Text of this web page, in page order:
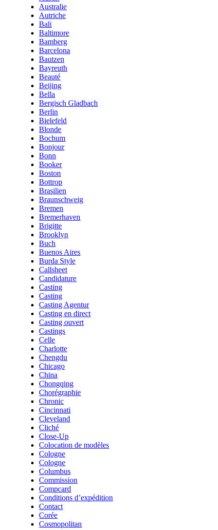
Australie
Autriche
Bali
Baltimore
Bamberg
Barcelona
Bautzen
Bayreuth
Beauté
Beijing
Bella
Bergisch Gladbach
Berlin
Bielefeld
Blonde
Bochum
Bonjour
Bonn
Booker
Boston
Bottrop
Brasilien
Braunschweig
Bremen
Bremerhaven
Brigitte
Brooklyn
Buch
Buenos Aires
Burda Style
Callsheet
Candidature
Casting
Casting
Casting Agentur
Casting en direct
Casting ouvert
Castings
Celle
Charlotte
Chengdu
Chicago
China
Chongqing
Chorégraphie
Chronic
Cincinnati
Cleveland
Cliché
Close-Up
Colocation de modèles
Cologne
Cologne
Columbus
Commission
Compcard
Conditions d’expédition
Contact
Corée
Cosmopolitan